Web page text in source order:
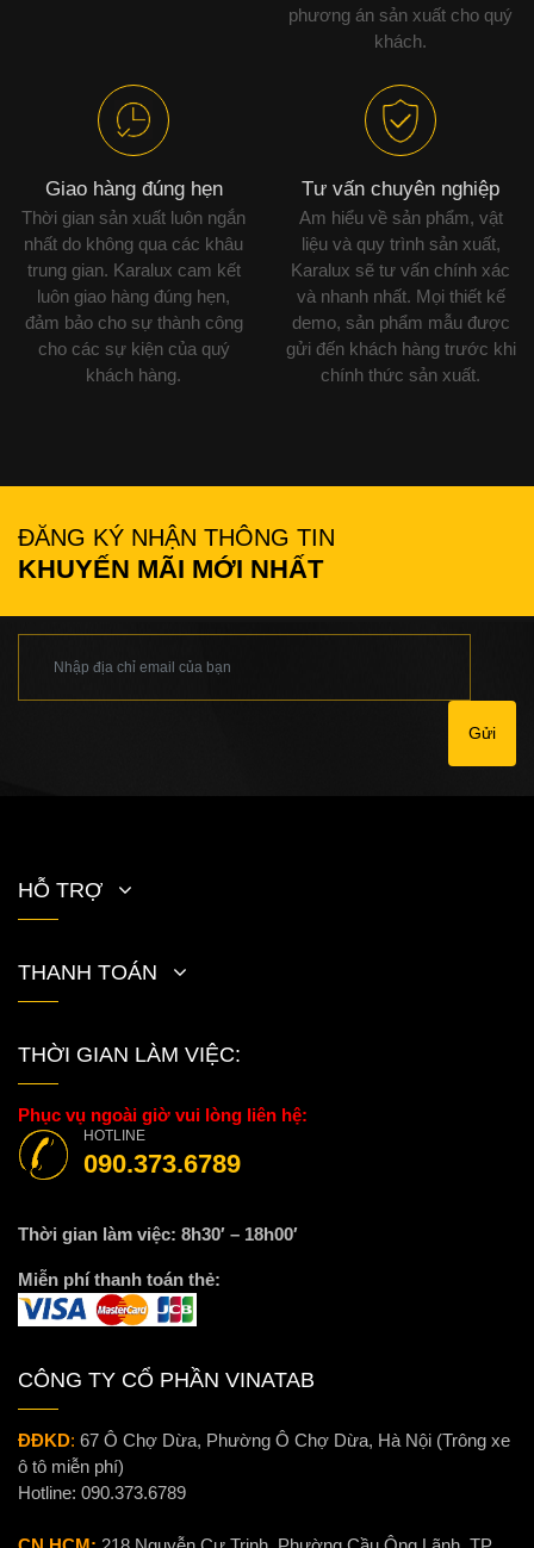
phương án sản xuất cho quý
khách.
Giao hàng đúng hẹn
Thời gian sản xuất luôn ngắn
nhất do không qua các khâu
trung gian. Karalux cam kết
luôn giao hàng đúng hẹn,
đảm bảo cho sự thành công
cho các sự kiện của quý
khách hàng.
Tư vấn chuyên nghiệp
Am hiểu về sản phẩm, vật
liệu và quy trình sản xuất,
Karalux sẽ tư vấn chính xác
và nhanh nhất. Mọi thiết kế
demo, sản phẩm mẫu được
gửi đến khách hàng trước khi
chính thức sản xuất.
ĐĂNG KÝ NHẬN THÔNG TIN
KHUYẾN MÃI MỚI NHẤT
Gửi
HỖ TRỢ
THANH TOÁN
THỜI GIAN LÀM VIỆC:
Phục vụ ngoài giờ vui lòng liên hệ:
HOTLINE
090.373.6789
Thời gian làm việc: 8h30′ – 18h00′
Miễn phí thanh toán thẻ:
CÔNG TY CỔ PHẦN VINATAB
ĐĐKD: 67 Ô Chợ Dừa, Phường Ô Chợ Dừa, Hà Nội (Trông xe
ô tô miễn phí)
Hotline: 090.373.6789